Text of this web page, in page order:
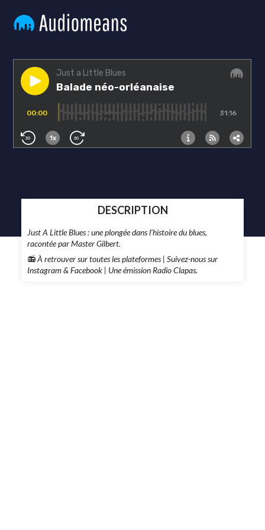
DESCRIPTION
Just A Little Blues : une plongée dans l’histoire du blues,
racontée par Master Gilbert.
📻À retrouver sur toutes les plateformes | Suivez-nous sur
Instagram & Facebook | Une émission Radio Clapas.